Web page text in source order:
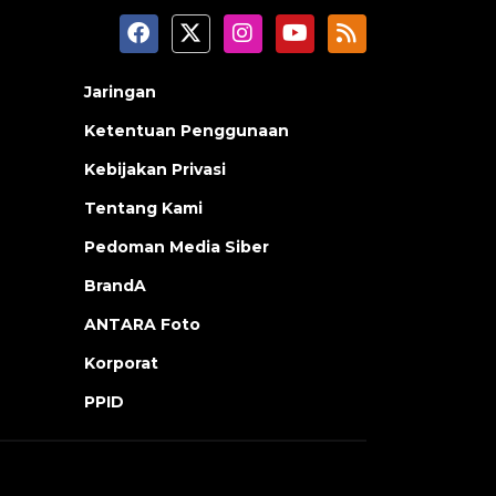
Jaringan
Ketentuan Penggunaan
Kebijakan Privasi
Tentang Kami
Pedoman Media Siber
BrandA
ANTARA Foto
Korporat
PPID